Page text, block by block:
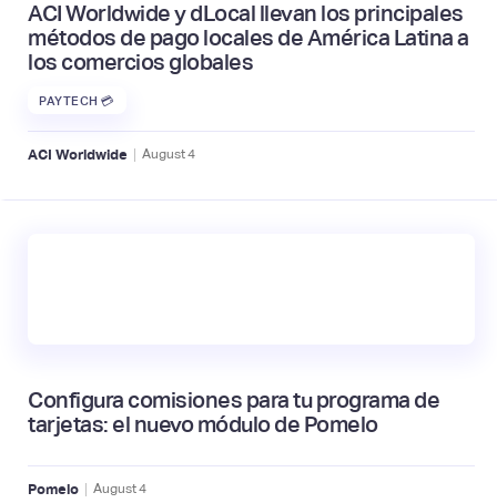
ACI Worldwide y dLocal llevan los principales
métodos de pago locales de América Latina a
los comercios globales
PAYTECH 💳
ACI Worldwide | August4
Configura comisiones para tu programa de
tarjetas: el nuevo módulo de Pomelo
Pomelo | August4